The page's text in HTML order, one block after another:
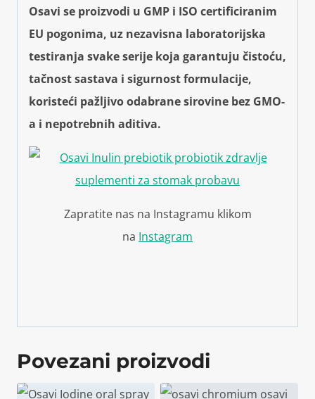
Osavi se proizvodi u GMP i ISO certificiranim
EU pogonima, uz nezavisna laboratorijska
testiranja svake serije koja garantuju čistoću,
tačnost sastava i sigurnost formulacije,
koristeći pažljivo odabrane sirovine bez GMO-
a i nepotrebnih aditiva.
Zapratite nas na Instagramu klikom
na Instagram
Povezani proizvodi